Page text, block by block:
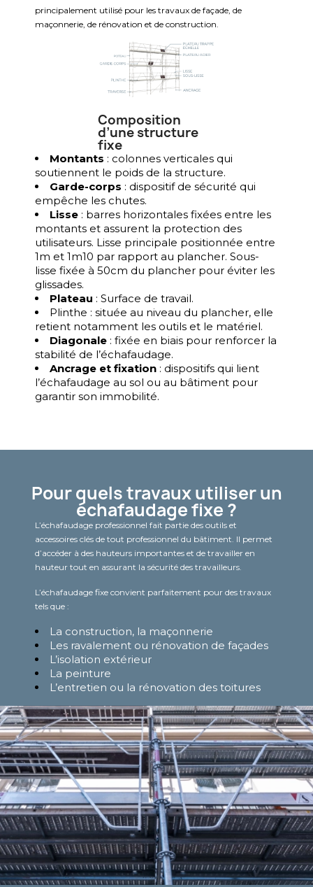
principalement utilisé pour les travaux de façade, de
maçonnerie, de rénovation et de construction.
Composition
d’une structure
fixe
Montants : colonnes verticales qui
soutiennent le poids de la structure.
Garde-corps : dispositif de sécurité qui
empêche les chutes.
Lisse : barres horizontales fixées entre les
montants et assurent la protection des
utilisateurs. Lisse principale positionnée entre
1m et 1m10 par rapport au plancher. Sous-
lisse fixée à 50cm du plancher pour éviter les
glissades.
Plateau : Surface de travail.
Plinthe : située au niveau du plancher, elle
retient notamment les outils et le matériel.
Diagonale : fixée en biais pour renforcer la
stabilité de l’échafaudage.
Ancrage et fixation : dispositifs qui lient
l’échafaudage au sol ou au bâtiment pour
garantir son immobilité.
Pour quels travaux utiliser un
échafaudage fixe ?
L’échafaudage professionnel fait partie des outils et
accessoires clés de tout professionnel du bâtiment. Il permet
d’accéder à des hauteurs importantes et de travailler en
hauteur tout en assurant la sécurité des travailleurs.
L’échafaudage fixe convient parfaitement pour des travaux
tels que :
La construction, la maçonnerie
Les ravalement ou rénovation de façades
L’isolation extérieur
La peinture
L’entretien ou la rénovation des toitures